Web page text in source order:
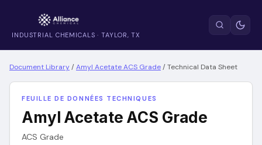
INDUSTRIAL CHEMICALS · TAYLOR, TX
Document Library/Amyl Acetate ACS Grade/Technical Data Sheet
FEUILLE DE DONNÉES TECHNIQUES
Amyl Acetate ACS Grade
ACS Grade